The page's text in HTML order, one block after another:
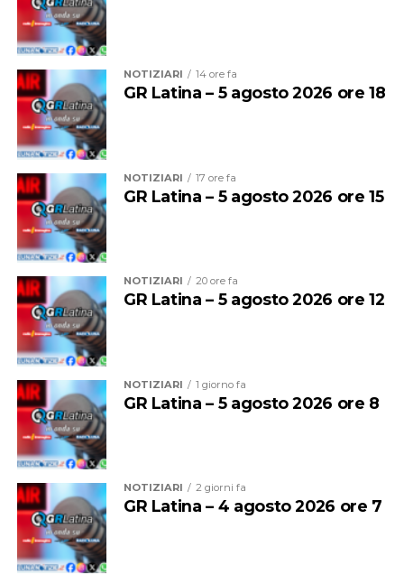
La convenzione, voluta fortemente dal
di Ance, Ottavio Damiani
presidente della Fondazione Lestra, Pierantonio Palluzzi
e dal direttore del Ce.R.S.I.TeS. professor Alessandro
Corsini, e presentata oggi in una conferenza stampa che
si è tenuta nella Palazzina Direzionale del Polo Pontino
nella Sapienza in viale XIV Maggio.
Responsabili scientifici del coordinamento e della
direzione delle attività di ricerca sono
NOTIZIARI 14 ore fa
GR Latina – 5 agosto 2026 ore 18
NOTIZIARI 17 ore fa
GR Latina – 5 agosto 2026 ore 15
NOTIZIARI 20 ore fa
GR Latina – 5 agosto 2026 ore 12
NOTIZIARI 1 giorno fa
GR Latina – 5 agosto 2026 ore 8
NOTIZIARI 2 giorni fa
GR Latina – 4 agosto 2026 ore 7